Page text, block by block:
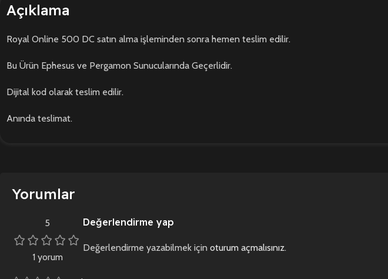
Açıklama
Royal Online 500 DC satın alma işleminden sonra hemen teslim edilir.
Bu Ürün Ephesus ve Pergamon Sunucularında Geçerlidir.
Dijital kod olarak teslim edilir.
Anında teslimat.
Yorumlar
5
1 yorum
Değerlendirme yap
Değerlendirme yazabilmek için oturum açmalısınız.